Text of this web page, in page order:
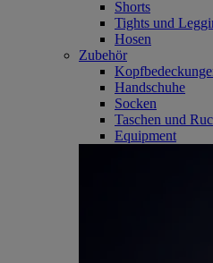
Shorts
Tights und
Hosen
Zubehör
Handschuhe
Socken
Taschen und
Equipment